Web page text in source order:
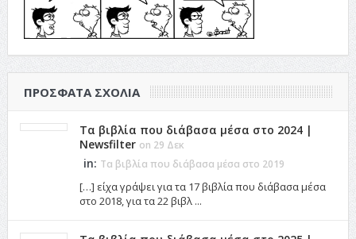
ΠΡΌΣΦΑΤΑ ΣΧΌΛΙΑ
Τα βιβλία που διάβασα μέσα στο 2024 |
Newsfilter on 29 Δεκ
in: Τα βιβλία που διάβασα μέσα στο 2019
[…] είχα γράψει για τα 17 βιβλία που διάβασα μέσα
στο 2018, για τα 22 βιβλ ...